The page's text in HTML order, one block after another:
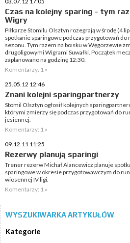
Czas na kolejny sparing - tym
Wigry
Piłkarze Stomilu Olsztyn rozegrają w środę (4
spotkanie sparingowe podczas przygotowań do
sezonu. Tym razem na boisku w Węgorzewie
drugoligowymi Wigrami Suwałki. Początek
zaplanowano na godzinę 12:30.
Komentarzy: 1 »
25.05.12 12:46
Znani kolejni sparingpartnerzy
Stomil Olsztyn ogłosił kolejnych
którymi zmierzy się podczas przygotowań do
jesiennej.
Komentarzy: 1 »
09.12.11 11:25
Rezerwy planują sparingi
Trener rezerw Michał Alancewicz planuje
sparingowe w okresie przygotowawczym do
wiosennej IV ligi.
Komentarzy: 1 »
WYSZUKIWARKA ARTYKUŁÓW
Kategorie